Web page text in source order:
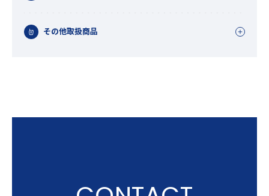
その他取扱商品